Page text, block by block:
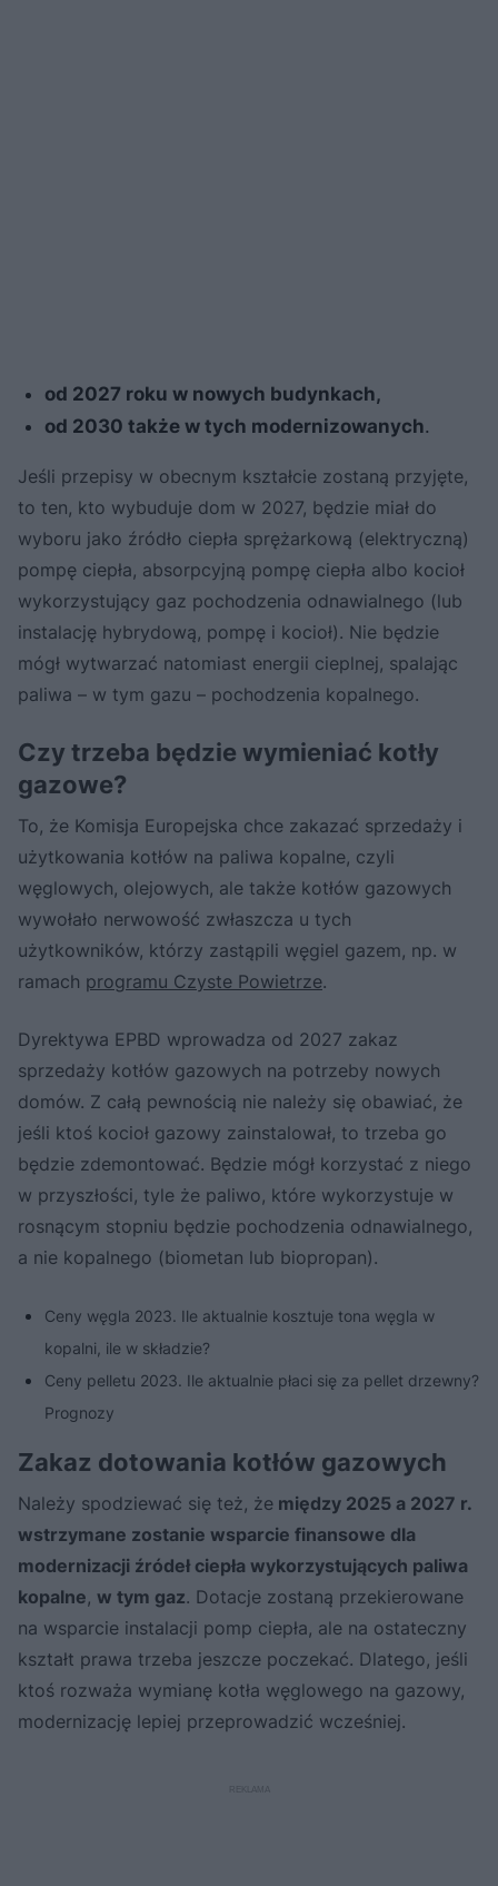
od 2027 roku w nowych budynkach,
od 2030 także w tych modernizowanych.
Jeśli przepisy w obecnym kształcie zostaną przyjęte,
to ten, kto wybuduje dom w 2027, będzie miał do
wyboru jako źródło ciepła sprężarkową (elektryczną)
pompę ciepła, absorpcyjną pompę ciepła albo kocioł
wykorzystujący gaz pochodzenia odnawialnego (lub
instalację hybrydową, pompę i kocioł). Nie będzie
mógł wytwarzać natomiast energii cieplnej, spalając
paliwa – w tym gazu – pochodzenia kopalnego.
Czy trzeba będzie wymieniać kotły
gazowe?
To, że Komisja Europejska chce zakazać sprzedaży i
użytkowania kotłów na paliwa kopalne, czyli
węglowych, olejowych, ale także kotłów gazowych
wywołało nerwowość zwłaszcza u tych
użytkowników, którzy zastąpili węgiel gazem, np. w
ramach programu Czyste Powietrze.
Dyrektywa EPBD wprowadza od 2027 zakaz
sprzedaży kotłów gazowych na potrzeby nowych
domów. Z całą pewnością nie należy się obawiać, że
jeśli ktoś kocioł gazowy zainstalował, to trzeba go
będzie zdemontować. Będzie mógł korzystać z niego
w przyszłości, tyle że paliwo, które wykorzystuje w
rosnącym stopniu będzie pochodzenia odnawialnego,
a nie kopalnego (biometan lub biopropan).
Ceny węgla 2023. Ile aktualnie kosztuje tona węgla w
kopalni, ile w składzie?
Ceny pelletu 2023. Ile aktualnie płaci się za pellet drzewny?
Prognozy
Zakaz dotowania kotłów gazowych
Należy spodziewać się też, że między 2025 a 2027 r.
wstrzymane zostanie wsparcie finansowe dla
modernizacji źródeł ciepła wykorzystujących paliwa
kopalne, w tym gaz. Dotacje zostaną przekierowane
na wsparcie instalacji pomp ciepła, ale na ostateczny
kształt prawa trzeba jeszcze poczekać. Dlatego, jeśli
ktoś rozważa wymianę kotła węglowego na gazowy,
modernizację lepiej przeprowadzić wcześniej.